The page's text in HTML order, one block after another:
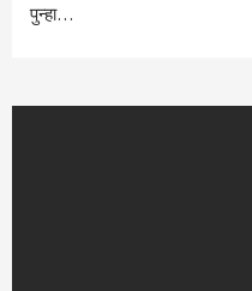
पुन्हा…